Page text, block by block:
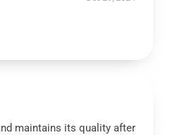
maintains its quality after